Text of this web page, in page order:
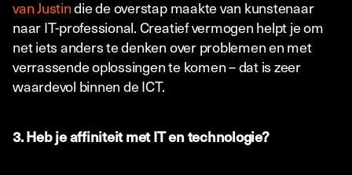
van Justindie de overstap maakte van kunstenaar
naar IT-professional. Creatief vermogen helpt je om
net iets anders te denken over problemen en met
verrassende oplossingen te komen – dat is zeer
waardevol binnen de ICT.
3. Heb je affiniteit met IT en technologie?